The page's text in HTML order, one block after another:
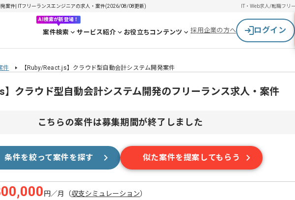
案件| ITフリーランスエンジニアの求人・案件(2026/08/08更新) IT・Web求人/転職フリ
AI検索が新登場！
案件検索 サービス紹介 お役立ちコンテンツ 採用企業の方へ ログイン
件 【Ruby/React.js】クラウド型自動会計システム開発案件
】クラウド型自動会計システム開発のフリーランス求人・案件
こちらの案件は募集期間が終了しました
条件を絞って案件を探す 似た案件を提案してもらう
円／月 （収支シミュレーション）